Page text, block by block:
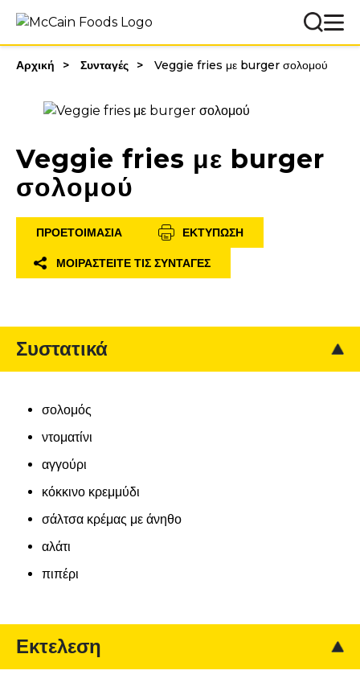
Αρχική Συνταγές Veggie fries με burger σολομού
Veggie fries με burger
σολομού
ΠΡΟΕΤΟΙΜΑΣΊΑ ΕΚΤΎΠΩΣΗ
ΜΟΙΡΑΣΤΕΊΤΕ ΤΙΣ ΣΥΝΤΑΓΈΣ
Συστατικά
σολομός
ντοματίνι
αγγούρι
κόκκινο κρεμμύδι
σάλτσα κρέμας με άνηθο
αλάτι
πιπέρι
Εκτελεση